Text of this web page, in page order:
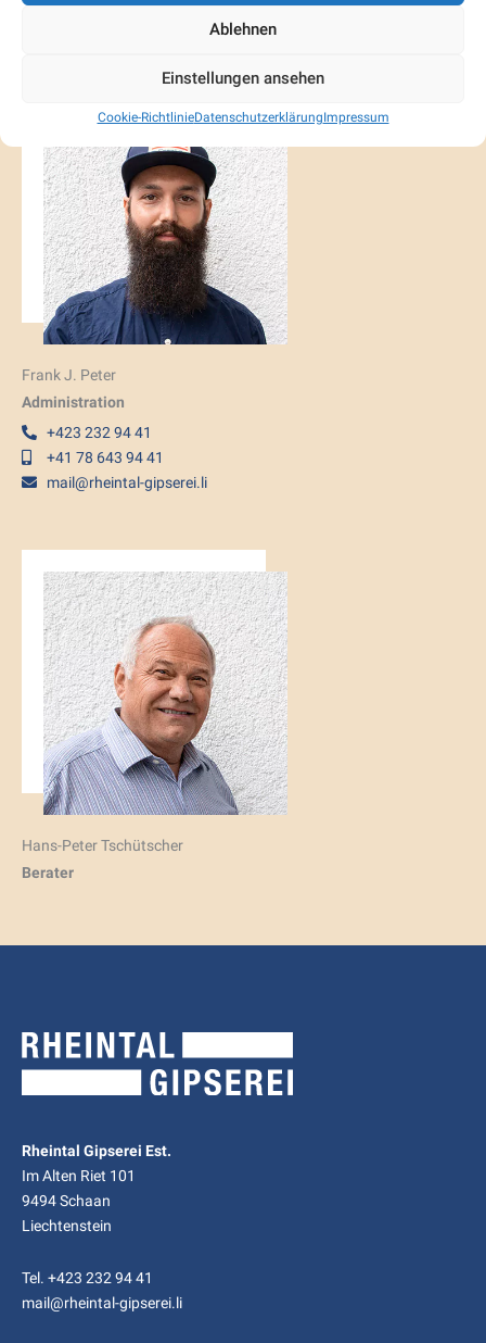
Ablehnen
Einstellungen ansehen
Cookie-RichtlinieDatenschutzerklärungImpressum
marcel@rheintal-gipserei.li
Frank J. Peter
Administration
+423 232 94 41
+41 78 643 94 41
mail@rheintal-gipserei.li
Hans-Peter Tschütscher
Berater
Rheintal Gipserei Est.
Im Alten Riet 101
9494 Schaan
Liechtenstein
Tel. +423 232 94 41
mail@rheintal-gipserei.li